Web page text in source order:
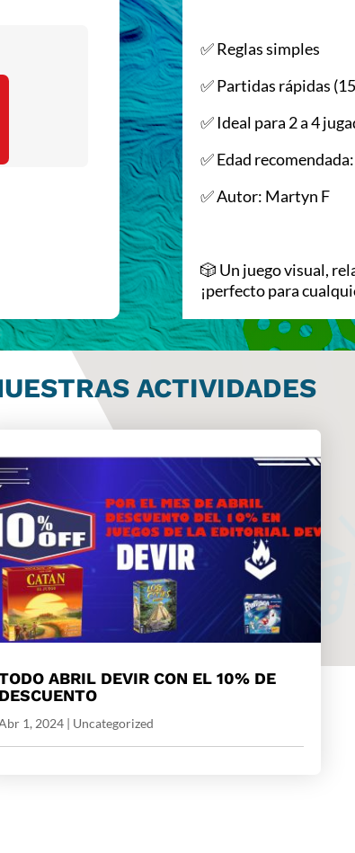
✅ Reglas simples
✅ Partidas rápidas
✅ Ideal para 2 a 4
✅ Edad
✅ Autor: Martyn F
🎲 Un juego visual,
¡perfecto para
ACTIVIDADES
ABRIL DEVIR CON EL 10% DE
DESCUENTO
1, 2024| Uncategorized